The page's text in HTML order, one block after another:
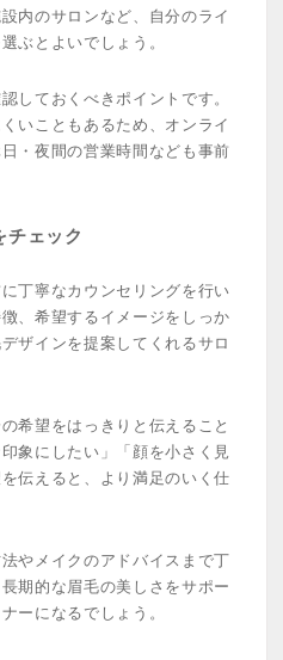
内のサロンなど、自分のライ
ぶとよいでしょう。
しておくべきポイントです。
いこともあるため、オンライ
・夜間の営業時間なども事前
チェック
丁寧なカウンセリングを行い
、希望するイメージをしっか
ザインを提案してくれるサロ
希望をはっきりと伝えること
象にしたい」「顔を小さく見
伝えると、より満足のいく仕
やメイクのアドバイスまで丁
期的な眉毛の美しさをサポー
ーになるでしょう。